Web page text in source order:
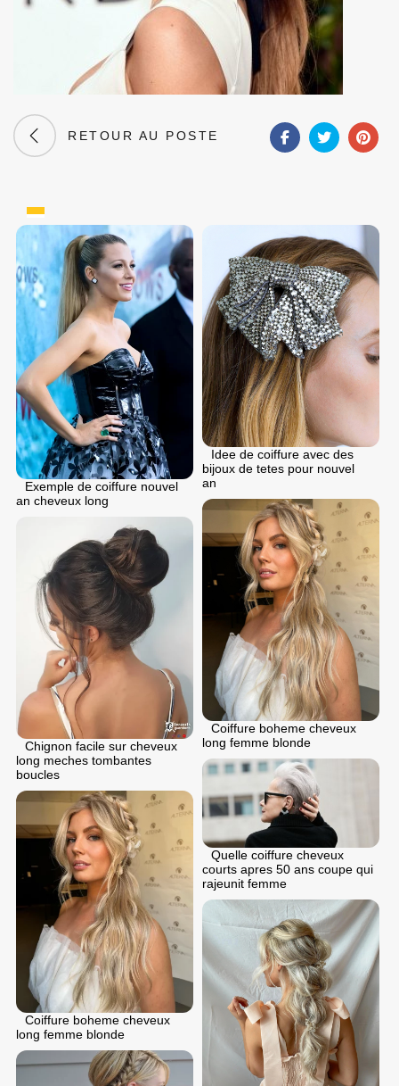
RETOUR AU POSTE
Exemple de coiffure nouvel
an cheveux long
Idee de coiffure avec des
bijoux de tetes pour nouvel
an
Coiffure boheme cheveux
long femme blonde
Chignon facile sur cheveux
long meches tombantes
boucles
Quelle coiffure cheveux
courts apres 50 ans coupe qui
rajeunit femme
Coiffure boheme cheveux
long femme blonde